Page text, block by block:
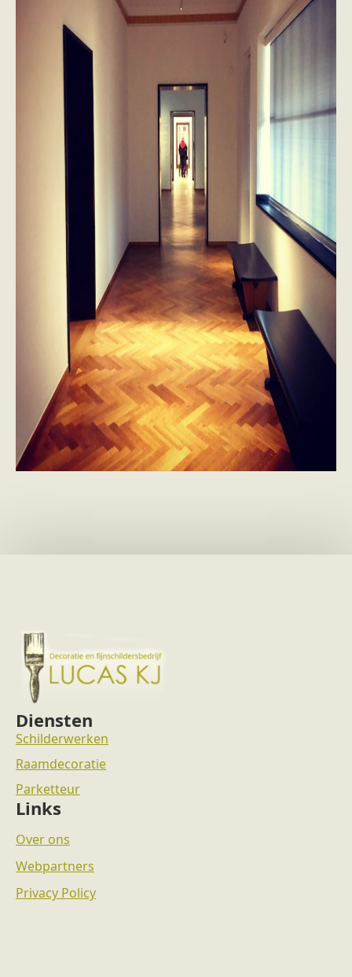
Diensten
Schilderwerken
Raamdecoratie
Parketteur
Links
Over ons
Webpartners
Privacy Policy